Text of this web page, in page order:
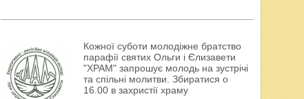
Кожної суботи молодіжне братство
парафії святих Ольги і Єлизавети
"ХРАМ" запрошує молодь на зустрічі
та спільні молитви. Збиратися о
16.00 в захристії храму